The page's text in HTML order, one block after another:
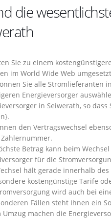
die
Sie zu einem
im World Wide Web
Sie alle Stromlieferanten
Energieversorger
in Seiwerath, so
den Vertragswechsel
Betrag kann beim
für die
hält gerade innerhalb
kostengünstige Tarife
wird auch bei
Fällen steht Ihnen ein
Umzug machen die